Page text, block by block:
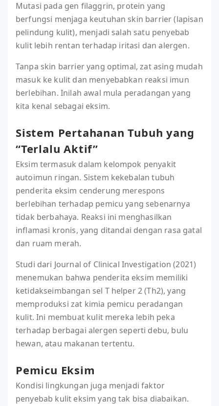
Mutasi pada gen filaggrin, protein yang
berfungsi menjaga keutuhan skin barrier (lapisan
pelindung kulit), menjadi salah satu penyebab
kulit lebih rentan terhadap iritasi dan alergen.
Tanpa skin barrier yang optimal, zat asing mudah
masuk ke kulit dan menyebabkan reaksi imun
berlebihan. Inilah awal mula peradangan yang
kita kenal sebagai eksim.
Sistem Pertahanan Tubuh yang
“Terlalu Aktif”
Eksim termasuk dalam kelompok penyakit
autoimun ringan. Sistem kekebalan tubuh
penderita eksim cenderung merespons
berlebihan terhadap pemicu yang sebenarnya
tidak berbahaya. Reaksi ini menghasilkan
inflamasi kronis, yang ditandai dengan rasa gatal
dan ruam merah.
Studi dari Journal of Clinical Investigation (2021)
menemukan bahwa penderita eksim memiliki
ketidakseimbangan sel T helper 2 (Th2), yang
memproduksi zat kimia pemicu peradangan
kulit. Ini membuat kulit mereka lebih peka
terhadap berbagai alergen seperti debu, bulu
hewan, atau makanan tertentu.
Pemicu Eksim
Kondisi lingkungan juga menjadi faktor
penyebab kulit eksim yang tak bisa diabaikan.